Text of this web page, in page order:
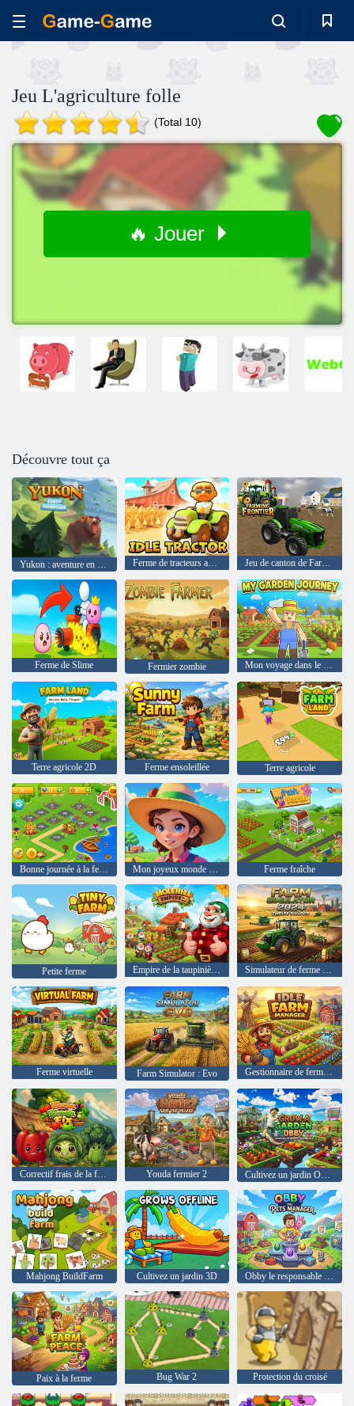
Jeu L'agriculture folle
(Total 10)
🔥 Jouer
Découvre tout ça
Yukon : aventure en famille Ferme de tracteurs au ralenti Jeu de canton de Farm Simulator
Ferme de Slime Fermier zombie Mon voyage dans le jardin
Terre agricole 2D Ferme ensoleillée Terre agricole
Bonne journée à la ferme Mon joyeux monde agricole Ferme fraîche
Petite ferme Empire de la taupinière 2 Simulateur de ferme 2024
Ferme virtuelle Farm Simulator : Evo Gestionnaire de ferme inactif
Correctif frais de la ferme Youda fermier 2 Cultivez un jardin Obby
Mahjong BuildFarm Cultivez un jardin 3D Obby le responsable des animaux de compagnie
Paix à la ferme Bug War 2 Protection du croisé